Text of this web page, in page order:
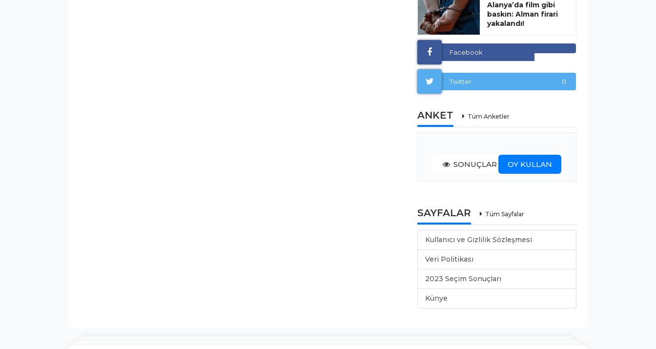
Alanya’da film gibi
baskın: Alman firari
yakalandı!
Facebook
Twitter 0
ANKET Tüm Anketler
SONUÇLAR OY KULLAN
SAYFALAR Tüm Sayfalar
Kullanıcı ve Gizlilik Sözleşmesi
Veri Politikası
2023 Seçim Sonuçları
Künye